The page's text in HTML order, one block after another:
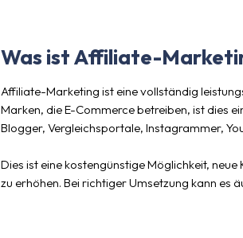
Was ist Affiliate-
Affiliate-Marketing ist eine vollständig
Marken, die E-Commerce betreiben, ist dies
Blogger, Vergleichsportale, Instagrammer,
Dies ist eine kostengünstige Möglichkeit,
zu erhöhen. Bei richtiger Umsetzung kann es